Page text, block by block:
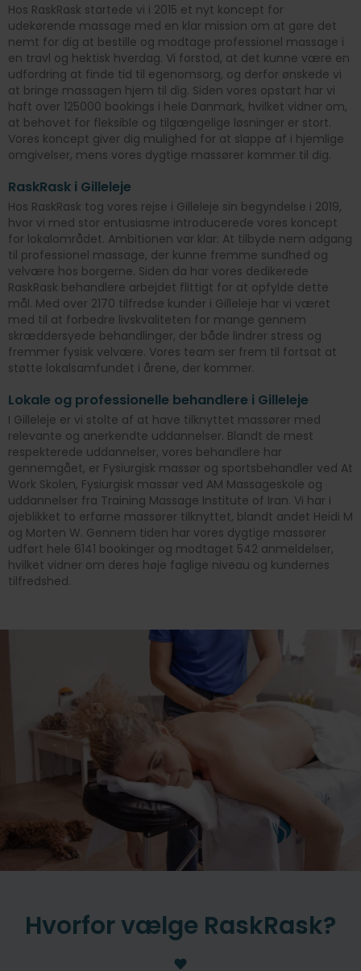
Hos RaskRask startede vi i 2015 et nyt koncept for
udekørende massage med en klar mission om at gøre det
nemt for dig at bestille og modtage professionel massage i
en travl og hektisk hverdag. Vi forstod, at det kunne være en
udfordring at finde tid til egenomsorg, og derfor ønskede vi
at bringe massagen hjem til dig. Siden vores opstart har vi
haft over 125000 bookings i hele Danmark, hvilket vidner om,
at behovet for fleksible og tilgængelige løsninger er stort.
Vores koncept giver dig mulighed for at slappe af i hjemlige
omgivelser, mens vores dygtige massører kommer til dig.
RaskRask i Gilleleje
Hos RaskRask tog vores rejse i Gilleleje sin begyndelse i 2019,
hvor vi med stor entusiasme introducerede vores koncept
for lokalområdet. Ambitionen var klar: At tilbyde nem adgang
til professionel massage, der kunne fremme sundhed og
velvære hos borgerne. Siden da har vores dedikerede
RaskRask behandlere arbejdet flittigt for at opfylde dette
mål. Med over 2170 tilfredse kunder i Gilleleje har vi været
med til at forbedre livskvaliteten for mange gennem
skræddersyede behandlinger, der både lindrer stress og
fremmer fysisk velvære. Vores team ser frem til fortsat at
støtte lokalsamfundet i årene, der kommer.
Lokale og professionelle behandlere i Gilleleje
I Gilleleje er vi stolte af at have tilknyttet massører med
relevante og anerkendte uddannelser. Blandt de mest
respekterede uddannelser, vores behandlere har
gennemgået, er Fysiurgisk massør og sportsbehandler ved At
Work Skolen, Fysiurgisk massør ved AM Massageskole og
uddannelser fra Training Massage Institute of Iran. Vi har i
øjeblikket to erfarne massører tilknyttet, blandt andet Heidi M
og Morten W. Gennem tiden har vores dygtige massører
udført hele 6141 bookinger og modtaget 542 anmeldelser,
hvilket vidner om deres høje faglige niveau og kundernes
tilfredshed.
Hvorfor vælge RaskRask?